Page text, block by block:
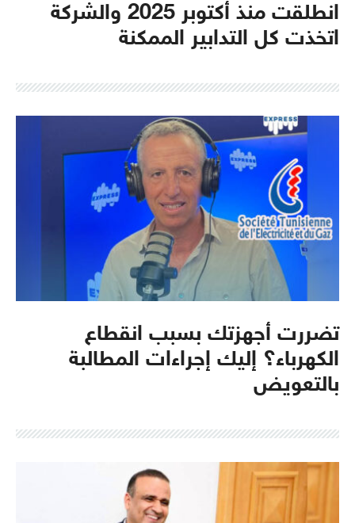
انطلقت منذ أكتوبر 2025 والشركة
اتخذت كل التدابير الممكنة
تضررت أجهزتك بسبب انقطاع
الكهرباء؟ إليك إجراءات المطالبة
بالتعويض